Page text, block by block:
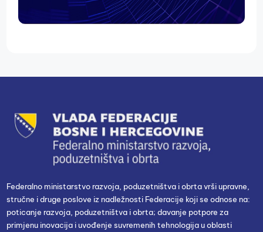
Federalno ministarstvo razvoja, poduzetništva i obrta vrši upravne,
stručne i druge poslove iz nadležnosti Federacije koji se odnose na:
poticanje razvoja, poduzetništva i obrta; davanje potpore za
primjenu inovacija i uvođenje suvremenih tehnologija u oblasti